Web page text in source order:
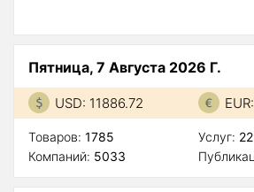
Пятница, 7 Августа 2026 Г.
USD: 11886.72
Товаров: 1785
Компаний: 5033
Услуг: 22